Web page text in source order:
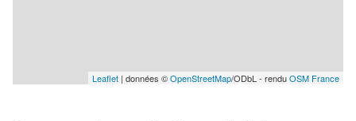
Leaflet | données ©OpenStreetMap/ODbL - renduOSM France